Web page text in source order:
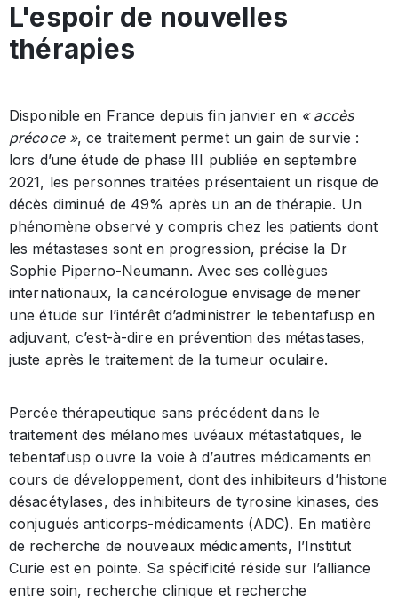
L'espoir de nouvelles
thérapies
Disponible en France depuis fin janvier en « accès
précoce », ce traitement permet un gain de survie :
lors d’une étude de phase III publiée en septembre
2021, les personnes traitées présentaient un risque de
décès diminué de 49% après un an de thérapie. Un
phénomène observé y compris chez les patients dont
les métastases sont en progression, précise la Dr
Sophie Piperno-Neumann. Avec ses collègues
internationaux, la cancérologue envisage de mener
une étude sur l’intérêt d’administrer le tebentafusp en
adjuvant, c’est-à-dire en prévention des métastases,
juste après le traitement de la tumeur oculaire.
Percée thérapeutique sans précédent dans le
traitement des mélanomes uvéaux métastatiques, le
tebentafusp ouvre la voie à d’autres médicaments en
cours de développement, dont des inhibiteurs d’histone
désacétylases, des inhibiteurs de tyrosine kinases, des
conjugués anticorps-médicaments (ADC). En matière
de recherche de nouveaux médicaments, l’Institut
Curie est en pointe. Sa spécificité réside sur l’alliance
entre soin, recherche clinique et recherche